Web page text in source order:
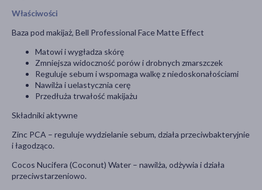
Właściwości
Baza pod makijaż, Bell Professional Face Matte Effect
Matowi i wygładza skórę
Zmniejsza widoczność porów i drobnych zmarszczek
Reguluje sebum i wspomaga walkę z niedoskonałościami
Nawilża i uelastycznia cerę
Przedłuża trwałość makijażu
Składniki aktywne
Zinc PCA – reguluje wydzielanie sebum, działa przeciwbakteryjnie
i łagodząco.
Cocos Nucifera (Coconut) Water – nawilża, odżywia i działa
przeciwstarzeniowo.